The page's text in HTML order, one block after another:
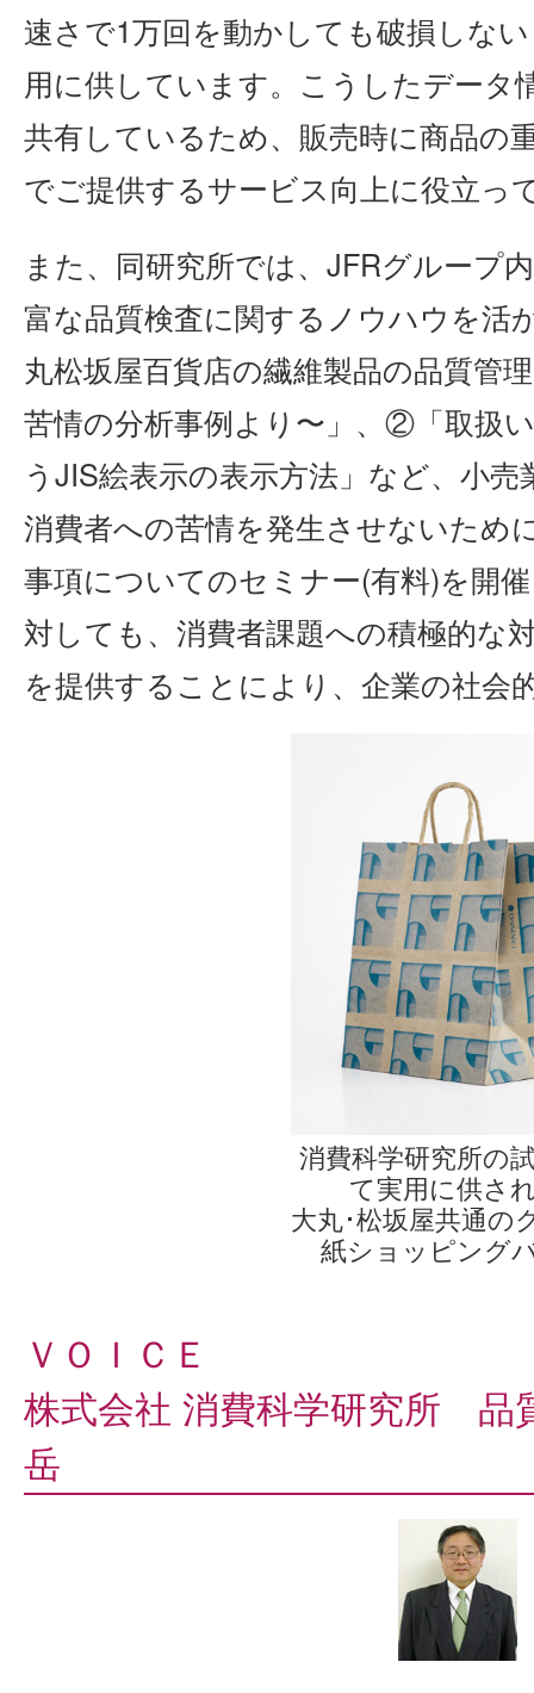
速さで1万回を動かしても破損しな
用に供しています。こうしたデータ
共有しているため、販売時に商品の
でご提供するサービス向上に役立っ
また、同研究所では、JFRグループ
富な品質検査に関するノウハウを
丸松坂屋百貨店の繊維製品の品質管
苦情の分析事例より〜」、②「取扱
うJIS絵表示の表示方法」など、小
消費者への苦情を発生させないため
事項についてのセミナー(有料)を開
対しても、消費者課題への積極的な
を提供することにより、企業の社会
消費科学研究所の
て実用に供さ
大丸･松坂屋共通の
紙ショッピング
ＶＯＩＣＥ
株式会社 消費科学研究所
岳